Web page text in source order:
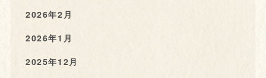
2026年2月
2026年1月
2025年12月